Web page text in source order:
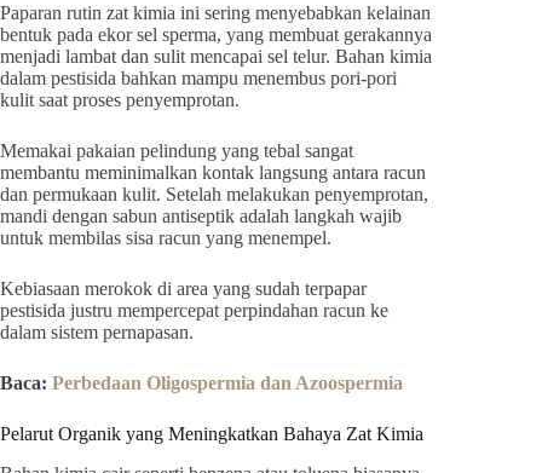
Paparan rutin zat kimia ini sering menyebabkan kelainan
bentuk pada ekor sel sperma, yang membuat gerakannya
menjadi lambat dan sulit mencapai sel telur. Bahan kimia
dalam pestisida bahkan mampu menembus pori-pori
kulit saat proses penyemprotan.
Memakai pakaian pelindung yang tebal sangat
membantu meminimalkan kontak langsung antara racun
dan permukaan kulit. Setelah melakukan penyemprotan,
mandi dengan sabun antiseptik adalah langkah wajib
untuk membilas sisa racun yang menempel.
Kebiasaan merokok di area yang sudah terpapar
pestisida justru mempercepat perpindahan racun ke
dalam sistem pernapasan.
Baca: Perbedaan Oligospermia dan Azoospermia
Pelarut Organik yang Meningkatkan Bahaya Zat Kimia